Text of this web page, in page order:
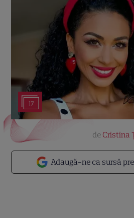
17
Adaugă-ne ca sursă
de Cristina